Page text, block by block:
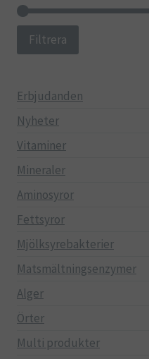
Filtrera
Erbjudanden
Nyheter
Vitaminer
Mineraler
Aminosyror
Fettsyror
Mjölksyrebakterier
Matsmältningsenzymer
Alger
Örter
Multi produkter